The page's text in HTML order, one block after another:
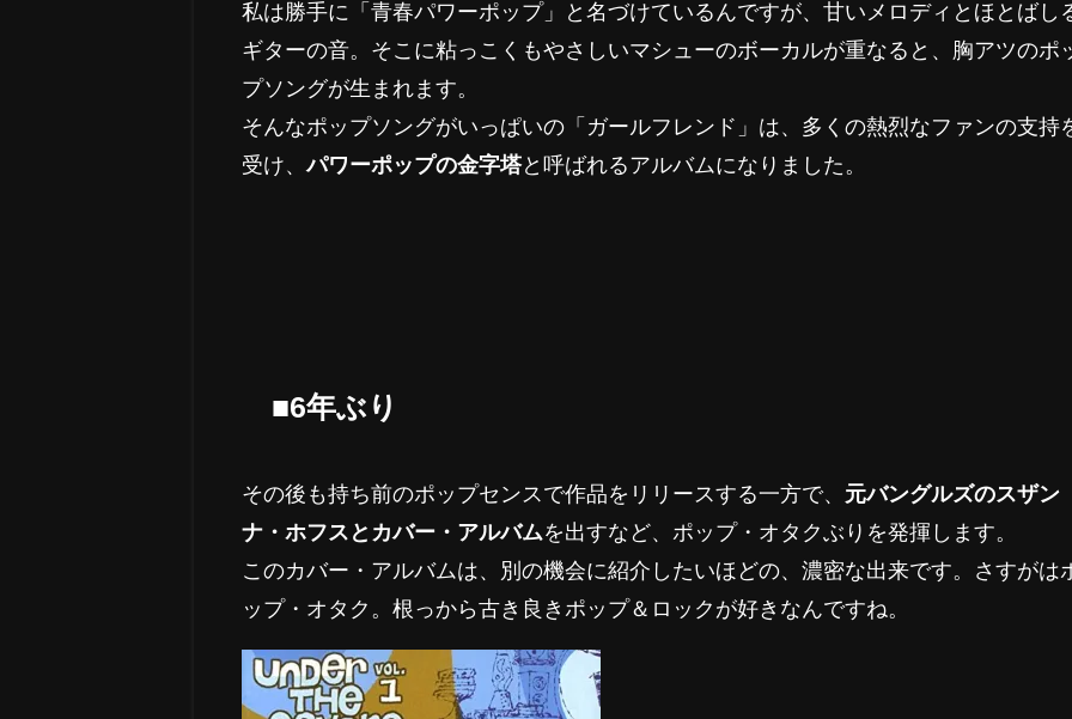
私は勝手に「青春パワーポップ」と名づけているんですが、甘いメロディとほとばし
ギターの音。そこに粘っこくもやさしいマシューのボーカルが重なると、胸アツのポ
プソングが生まれます。
そんなポップソングがいっぱいの「ガールフレンド」は、多くの熱烈なファンの支持
受け、パワーポップの金字塔と呼ばれるアルバムになりました。
■6年ぶり
その後も持ち前のポップセンスで作品をリリースする一方で、 元バングルズのスザン
ナ・ホフスとカバー・アルバムを出すなど、ポップ・オタクぶりを発揮します。
このカバー・アルバムは、別の機会に紹介したいほどの、濃密な出来です。さすがは
ップ・オタク。根っから古き良きポップ＆ロックが好きなんですね。